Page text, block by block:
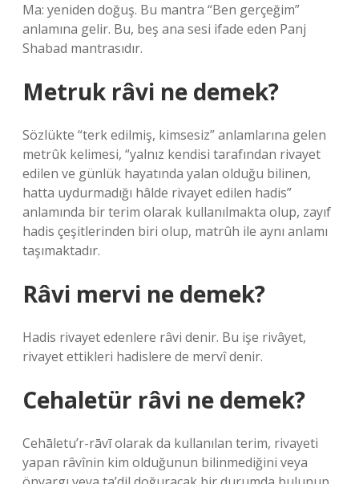
Ma: yeniden doğuş. Bu mantra “Ben gerçeğim”
anlamına gelir. Bu, beş ana sesi ifade eden Panj
Shabad mantrasıdır.
Metruk râvi ne demek?
Sözlükte “terk edilmiş, kimsesiz” anlamlarına gelen
metrûk kelimesi, “yalnız kendisi tarafından rivayet
edilen ve günlük hayatında yalan olduğu bilinen,
hatta uydurmadığı hâlde rivayet edilen hadis”
anlamında bir terim olarak kullanılmakta olup, zayıf
hadis çeşitlerinden biri olup, matrûh ile aynı anlamı
taşımaktadır.
Râvi mervi ne demek?
Hadis rivayet edenlere râvi denir. Bu işe rivâyet,
rivayet ettikleri hadislere de mervî denir.
Cehaletür râvi ne demek?
Cehāletu’r-rāvī olarak da kullanılan terim, rivayeti
yapan râvînin kim olduğunun bilinmediğini veya